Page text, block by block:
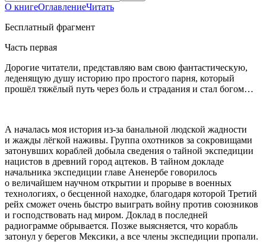
О книгеОглавлениеЧитать
Бесплатный фрагмент
Часть первая
Дорогие читатели, представляю вам свою фантастическую,
леденящую душу историю про простого парня, который
прошёл тяжёлый путь через боль и страдания и стал богом…
А началась моя история из-за банальной людской жадности
и жажды лёгкой наживы. Группа охотников за сокровищами
затонувших кораблей добыла сведения о тайной экспедиции
нацистов в древний город ацтеков. В тайном докладе
начальника экспедиции главе Аненербе говорилось
о величайшем научном открытии и прорыве в военных
технологиях, о бесценной находке, благодаря которой Третий
рейх сможет очень быстро выиграть войну против союзников
и господствовать над миром. Доклад в последней
радиограмме обрывается. Позже выясняется, что корабль
затонул у берегов Мексики, а все члены экспедиции пропали.